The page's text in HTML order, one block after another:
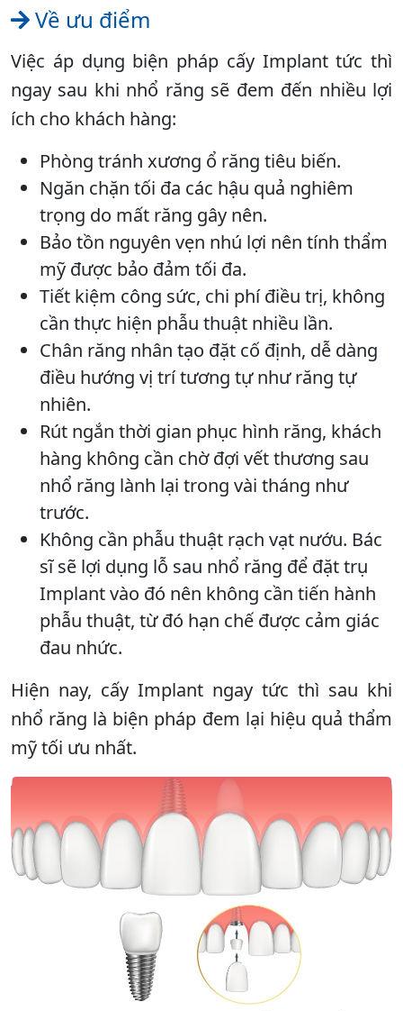
Về ưu điểm
Việc áp dụng biện pháp cấy Implant tức thì
ngay sau khi nhổ răng sẽ đem đến nhiều lợi
ích cho khách hàng:
Phòng tránh xương ổ răng tiêu biến.
Ngăn chặn tối đa các hậu quả nghiêm
trọng do mất răng gây nên.
Bảo tồn nguyên vẹn nhú lợi nên tính thẩm
mỹ được bảo đảm tối đa.
Tiết kiệm công sức, chi phí điều trị, không
cần thực hiện phẫu thuật nhiều lần.
Chân răng nhân tạo đặt cố định, dễ dàng
điều hướng vị trí tương tự như răng tự
nhiên.
Rút ngắn thời gian phục hình răng, khách
hàng không cần chờ đợi vết thương sau
nhổ răng lành lại trong vài tháng như
trước.
Không cần phẫu thuật rạch vạt nướu. Bác
sĩ sẽ lợi dụng lỗ sau nhổ răng để đặt trụ
Implant vào đó nên không cần tiến hành
phẫu thuật, từ đó hạn chế được cảm giác
đau nhức.
Hiện nay, cấy Implant ngay tức thì sau khi
nhổ răng là biện pháp đem lại hiệu quả thẩm
mỹ tối ưu nhất.